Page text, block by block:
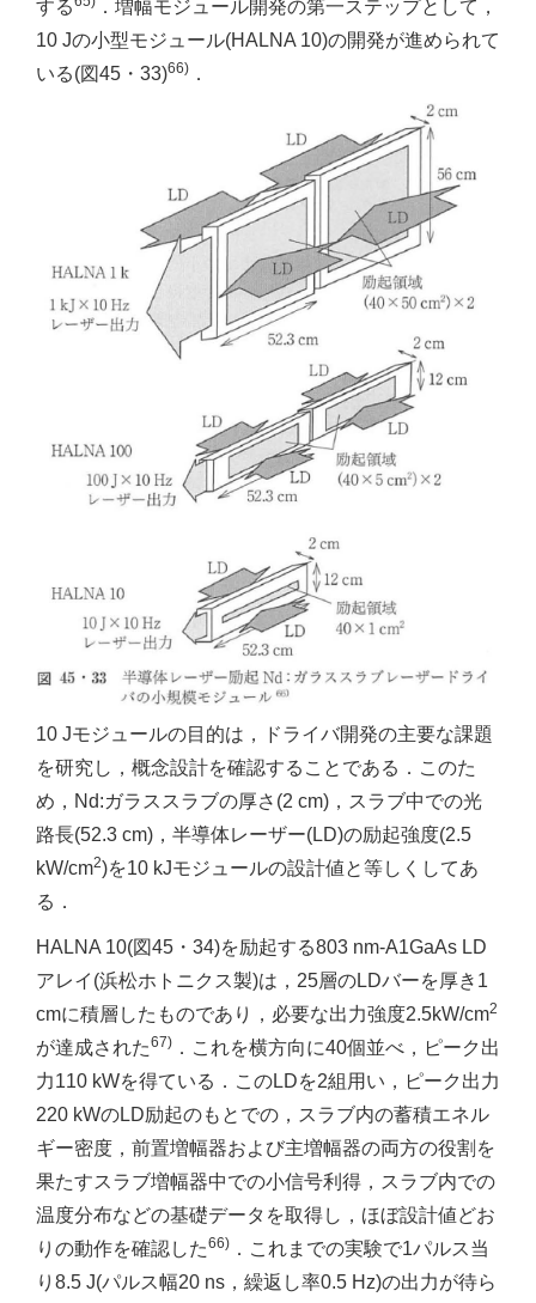
する
．増幅モジュール開発の第一ステップとして，
10 Jの小型モジュール(HALNA 10)の開発が進められて
いる(図45・33)66) ．
10 Jモジュールの目的は，ドライバ開発の主要な課題
を研究し，概念設計を確認することである．このた
め，Nd:ガラススラブの厚さ(2 cm)，スラブ中での光
路長(52.3 cm)，半導体レーザー(LD)の励起強度(2.5
kW/cm2)を10 kJモジュールの設計値と等しくしてあ
る．
HALNA 10(図45・34)を励起する803 nm-A1GaAs LD
アレイ(浜松ホトニクス製)は，25層のLDバーを厚き1
cmに積層したものであり，必要な出力強度2.5kW/cm2
が達成された67) ．これを横方向に40個並べ，ピーク出
力110 kWを得ている．このLDを2組用い，ピーク出力
220 kWのLD励起のもとでの，スラブ内の蓄積エネル
ギー密度，前置増幅器および主増幅器の両方の役割を
果たすスラブ増幅器中での小信号利得，スラブ内での
温度分布などの基礎データを取得し，ほぼ設計値どお
りの動作を確認した66) ．これまでの実験で1パルス当
り8.5 J(パルス幅20 ns，繰返し率0.5 Hz)の出力が待ら